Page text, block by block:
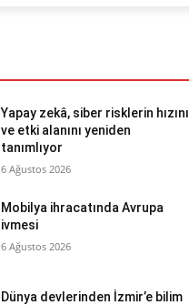
Yapay zekâ, siber risklerin hızını
ve etki alanını yeniden
tanımlıyor
6 Ağustos 2026
Mobilya ihracatında Avrupa
ivmesi
6 Ağustos 2026
Dünya devlerinden İzmir’e bilim